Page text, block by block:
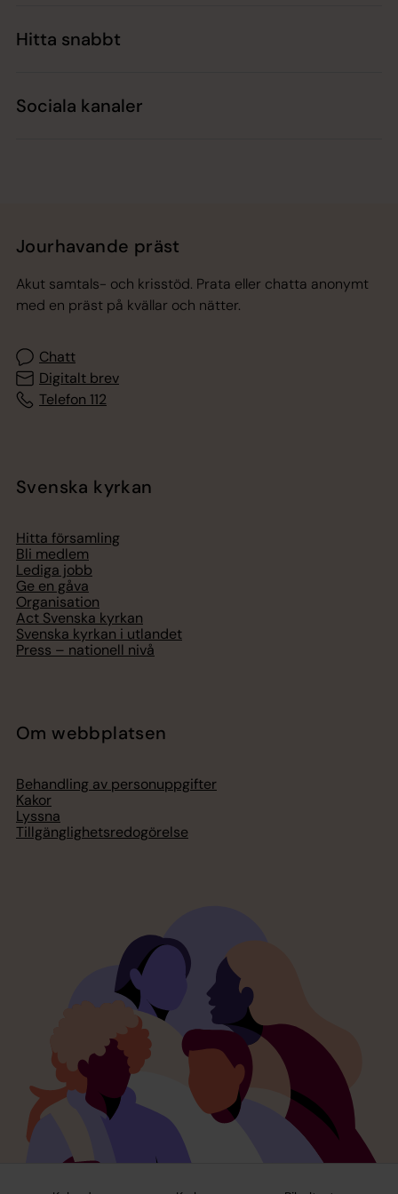
Hitta snabbt
Sociala kanaler
Jourhavande präst
Akut samtals- och krisstöd. Prata eller chatta anonymt
med en präst på kvällar och nätter.
Chatt
Digitalt brev
Telefon 112
Svenska kyrkan
Hitta församling
Bli medlem
Lediga jobb
Ge en gåva
Organisation
Act Svenska kyrkan
Svenska kyrkan i utlandet
Press – nationell nivå
Om webbplatsen
Behandling av personuppgifter
Kakor
Lyssna
Tillgänglighetsredogörelse